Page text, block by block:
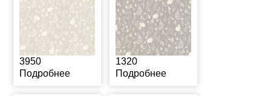
3950
Подробнее
1320
Подробнее